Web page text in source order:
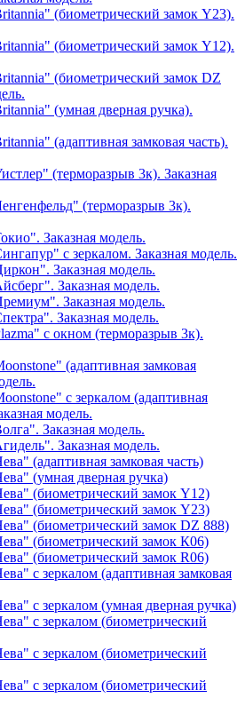
(биометрический замок Y23).
(биометрический замок Y12).
(биометрический замок DZ
(умная дверная ручка).
(адаптивная замковая часть).
(терморазрыв 3к). Заказная
(терморазрыв 3к).
Заказная модель.
с зеркалом. Заказная модель.
Заказная модель.
Заказная модель.
Заказная модель.
Заказная модель.
с окном (терморазрыв 3к).
(адаптивная замковая
с зеркалом (адаптивная
модель.
Заказная модель.
Заказная модель.
(адаптивная замковая часть)
(умная дверная ручка)
(биометрический замок Y12)
(биометрический замок Y23)
(биометрический замок DZ 888)
(биометрический замок К06)
(биометрический замок R06)
с зеркалом (адаптивная замковая
с зеркалом (умная дверная ручка)
с зеркалом (биометрический
с зеркалом (биометрический
с зеркалом (биометрический